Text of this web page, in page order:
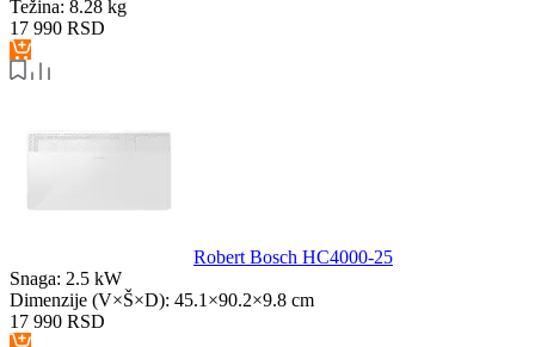
Težina: 8.28 kg
17 990 RSD
Robert Bosch HC4000-25
Snaga: 2.5 kW
Dimenzije (V×Š×D): 45.1×90.2×9.8 cm
17 990 RSD